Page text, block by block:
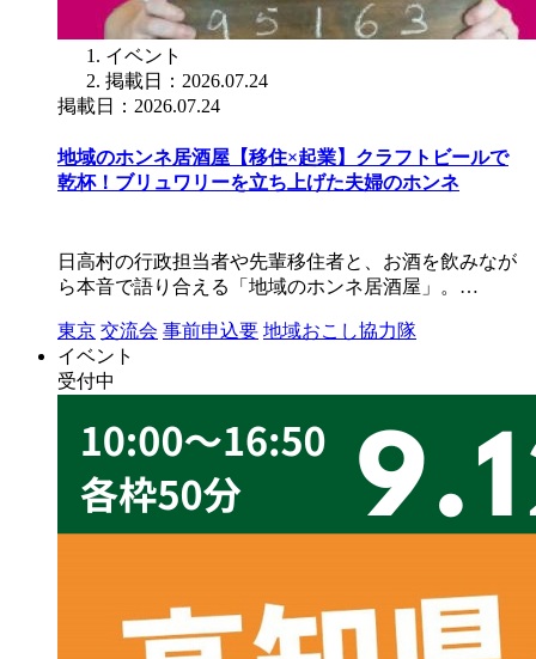
イベント
掲載日：2026.07.24
掲載日：2026.07.24
地域のホンネ居酒屋【移住×起業】クラフトビールで
乾杯！ブリュワリーを立ち上げた夫婦のホンネ
日高村の行政担当者や先輩移住者と、お酒を飲みなが
ら本音で語り合える「地域のホンネ居酒屋」。…
東京 交流会 事前申込要 地域おこし協力隊
イベント
受付中